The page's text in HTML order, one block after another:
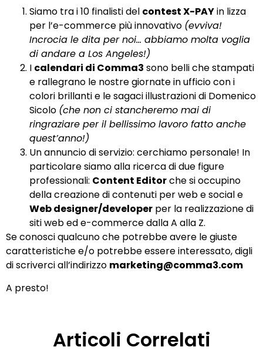
Siamo tra i 10 finalisti del contest X-PAYin lizza
per l’e-commerce più innovativo (evviva!
Incrocia le dita per noi… abbiamo molta voglia
di andare a Los Angeles!)
I calendari di Comma3 sono belli che stampati
e rallegrano le nostre giornate in ufficio con i
colori brillanti e le sagaci illustrazioni di Domenico
Sicolo (che non ci stancheremo mai di
ringraziare per il bellissimo lavoro fatto anche
quest’anno!)
Un annuncio di servizio: cerchiamo personale! In
particolare siamo alla ricerca di due figure
professionali: Content Editorche si occupino
della creazione di contenuti per web e social e
Web designer/developer per la realizzazione di
siti web ed e-commerce dalla A alla Z.
Se conosci qualcuno che potrebbe avere le giuste
caratteristiche e/o potrebbe essere interessato, digli
di scriverci all’indirizzo marketing@comma3.com
A presto!
Articoli Correlati